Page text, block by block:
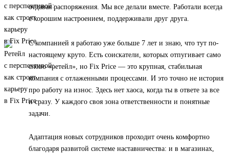
отдавая распоряжения. Мы все делали вместе. Работали всегда
с хорошим настроением, поддерживали друг друга.
С компанией я работаю уже больше 7 лет и знаю, что тут по-
настоящему круто. Есть соискатели, которых отпугивает само
слово «ретейл», но Fix Price — это крупная, стабильная
компания с отлаженными процессами. И это точно не история
про работу на износ. Здесь нет хаоса, когда ты в ответе за все
и сразу. У каждого своя зона ответственности и понятные
задачи.
Адаптация новых сотрудников проходит очень комфортно
благодаря развитой системе наставничества: и в магазинах,